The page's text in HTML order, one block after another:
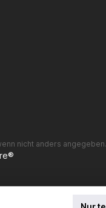
nicht anders angegeben.